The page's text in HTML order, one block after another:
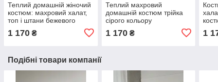
Теплий домашній жіночий
костюм: махровий халат,
топ і штани бежевого
1 170 ₴
Теплий махровий
домашній костюм трійка
сірого кольору
1 170₴ 1
Подібні товари компанії